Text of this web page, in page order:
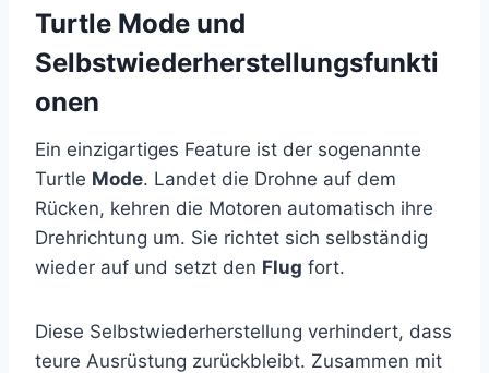
Turtle Mode und
Selbstwiederherstellungsfunkti
onen
Ein einzigartiges Feature ist der sogenannte
Turtle Mode. Landet die Drohne auf dem
Rücken, kehren die Motoren automatisch ihre
Drehrichtung um. Sie richtet sich selbständig
wieder auf und setzt den Flug fort.
Diese Selbstwiederherstellung verhindert, dass
teure Ausrüstung zurückbleibt. Zusammen mit